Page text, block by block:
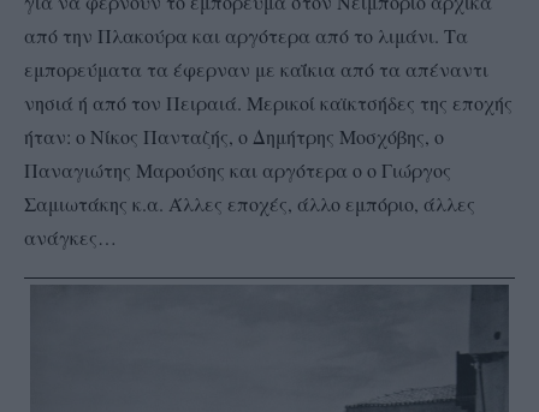
από την Πλακούρα και αργότερα από το λιμάνι. Τα
εμπορεύματα τα έφερναν με καΐκια από τα απέναντι
νησιά ή από τον Πειραιά. Μερικοί καϊκτσήδες της εποχής
ήταν: ο Νίκος Πανταζής, ο Δημήτρης Μοσχόβης, ο
Παναγιώτης Μαρούσης και αργότερα ο ο Γιώργος
Σαμιωτάκης κ.α. Άλλες εποχές, άλλο εμπόριο, άλλες
ανάγκες…